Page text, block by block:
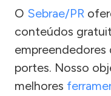
O Sebrae/PR
conteúdos
portes. Nosso
melhores